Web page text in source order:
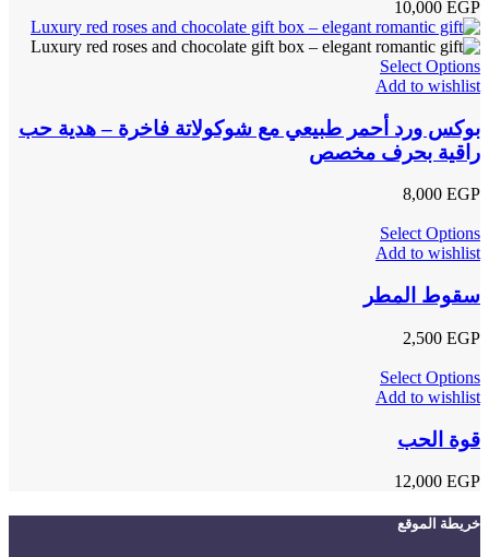
10,000 EGP
Select Options
Add to wishlist
بوكس ورد أحمر طبيعي مع شوكولاتة فاخرة – هدية حب
راقية بحرف مخصص
8,000 EGP
Select Options
Add to wishlist
سقوط المطر
2,500 EGP
Select Options
Add to wishlist
قوة الحب
12,000 EGP
خريطة الموقع